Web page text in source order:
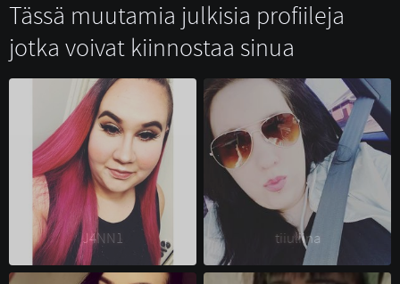
Tässä muutamia julkisia profiileja
jotka voivat kiinnostaa sinua
J4NN1 tiiuliina